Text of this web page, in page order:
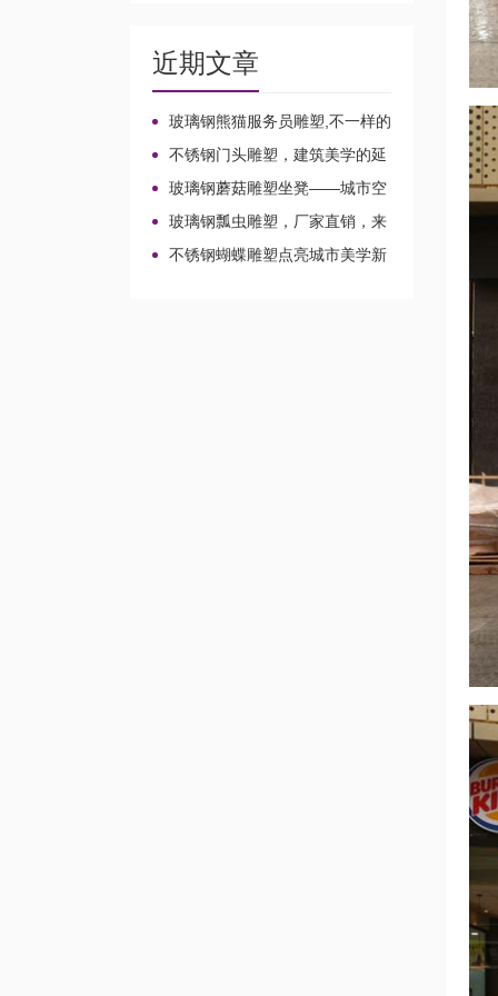
近期文章
玻璃钢熊猫服务员雕塑,不一样的
店小二!
不锈钢门头雕塑，建筑美学的延
伸!
玻璃钢蘑菇雕塑坐凳——城市空
间的魔法家具!
玻璃钢瓢虫雕塑，厂家直销，来
图定制不一样的风景!
不锈钢蝴蝶雕塑点亮城市美学新